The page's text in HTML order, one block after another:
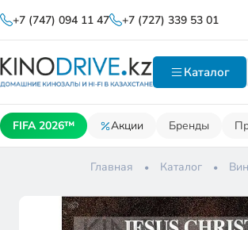
+7 (747) 094 11 47 +7 (727) 339 53 01
Каталог
FIFA 2026™ Акции Бренды
Главная Каталог